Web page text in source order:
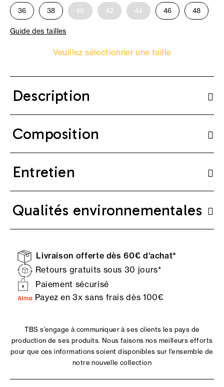
36 38 40 42 44 46 48
Guide des tailles
Veuillez sélectionner une taille
Description
Composition
Entretien
Qualités environnementales
Livraison offerte dès 60€ d'achat*
Retours gratuits sous 30 jours*
Paiement sécurisé
Payez en 3x sans frais dès 100€
TBS s'engage à communiquer à ses clients les pays de
production de ses produits. Nous faisons nos meilleurs efforts
pour que ces informations soient disponibles sur l'ensemble de
notre nouvelle collection